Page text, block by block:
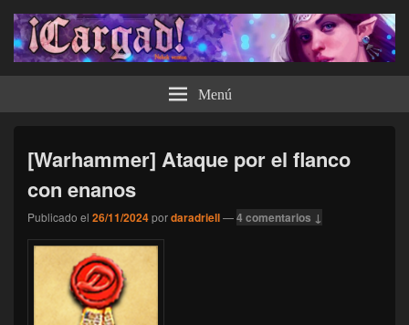
¡Cargad! Menú
[Warhammer] Ataque por el flanco
con enanos
Publicado el 26/11/2024pordaradriell—4 comentarios ↓